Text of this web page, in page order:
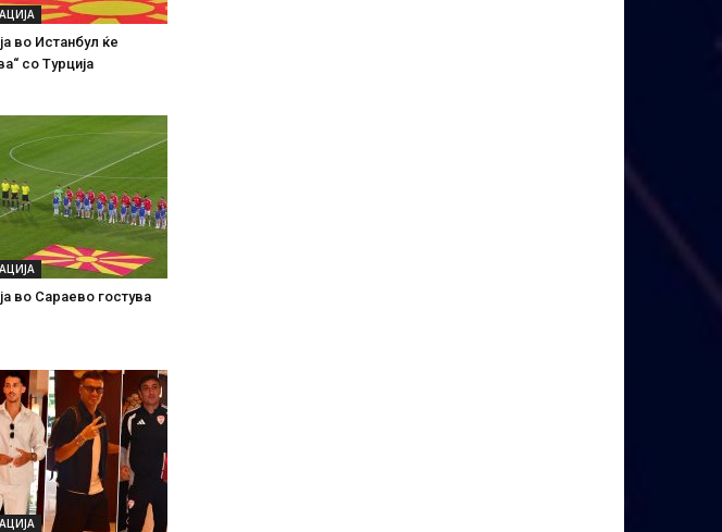
во Истанбул ќе
со Турција
во Сараево гостува